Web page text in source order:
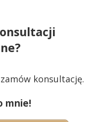
konsultację.
mnie!